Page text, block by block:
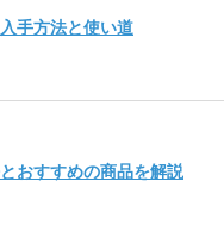
手方法と使い道
おすすめの商品を解説